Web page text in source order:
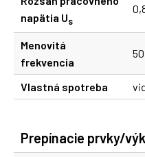
napätia Us
Menovitá
frekvencia
Vlastná spotreba
Prepínacie prvky/